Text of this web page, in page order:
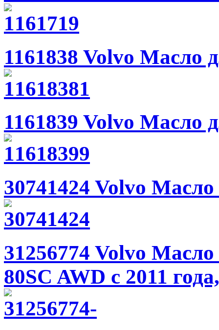
1161838 Volvo Масло
1161839 Volvo Масло
30741424 Volvo
31256774 Volvo
80SC AWD с 2011